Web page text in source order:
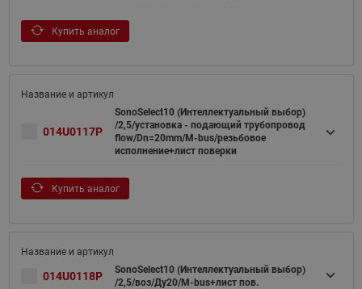
Купить аналог
014U0117P
SonoSelect10 (Интеллектуальный выбор)
/2,5/установка - подающий трубопровод
flow/Dn=20mm/M-bus/резьбовое
исполнение+лист поверки
Купить аналог
014U0118P
SonoSelect10 (Интеллектуальный выбор)
/2,5/воз/Ду20/M-bus+лист пов.